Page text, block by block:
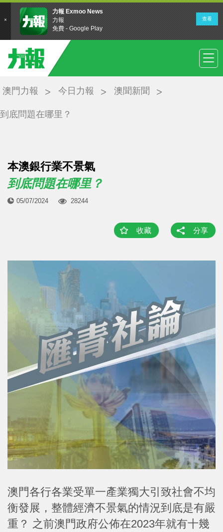
澳門力報 今日力報 澳聞新聞
到底問題在哪里？
本澳銀行業不景氣
到底問題在哪里？
05/07/2024 28244
收藏 分享
澳門各行各業受單一產業獨大引致社會不均
衡發展，整體經濟不景氣的情況到底是有嚴
重？ 之前澳門政府公佈在2023年就有十幾